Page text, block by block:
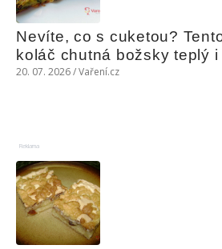
Nevíte, co s cuketou?
koláč chutná božsky teplý
20. 07. 2026 / Vaření.cz
Reklama